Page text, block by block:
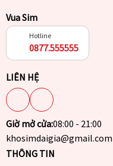
Vua Sim
Hotline
0877.555555
LIÊN HỆ
Giờ mở cửa:08:00 - 21:00
khosimdaigia@gmail.com
THÔNG TIN